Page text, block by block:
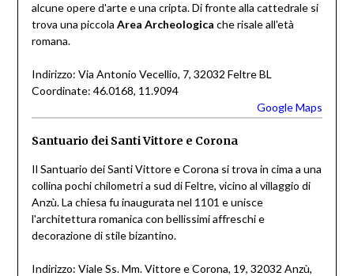
alcune opere d'arte e una cripta. Di fronte alla cattedrale si
trova una piccola Area Archeologica che risale all'età
romana.
Indirizzo: Via Antonio Vecellio, 7, 32032 Feltre BL
Coordinate: 46.0168, 11.9094
Google Maps
Santuario dei Santi Vittore e Corona
Il Santuario dei Santi Vittore e Corona si trova in cima a una
collina pochi chilometri a sud di Feltre, vicino al villaggio di
Anzù. La chiesa fu inaugurata nel 1101 e unisce
l'architettura romanica con bellissimi affreschi e
decorazione di stile bizantino.
Indirizzo: Viale Ss. Mm. Vittore e Corona, 19, 32032 Anzù,